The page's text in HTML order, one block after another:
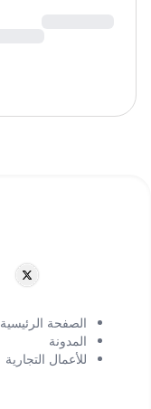
الصفحة الرئيسية
المدونة
للأعمال التجارية